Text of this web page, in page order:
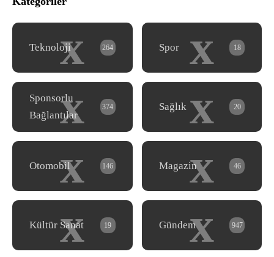
x
Teknoloji 264 x
Spor 18
x
Sponsorlu
Bağlantılar
374 x
Sağlık 20
x
Otomobil 146 x
Magazin 46
x
Kültür Sanat 19 x
Gündem 947